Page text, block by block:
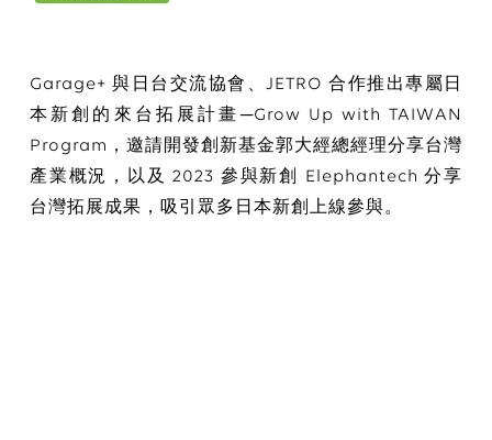
Garage+ 與日台交流協會、JETRO 合作推出專屬日
本新創的來台拓展計畫─Grow Up with TAIWAN
Program，邀請開發創新基金郭大經總經理分享台灣
產業概況，以及 2023 參與新創 Elephantech 分享
台灣拓展成果，吸引眾多日本新創上線參與。